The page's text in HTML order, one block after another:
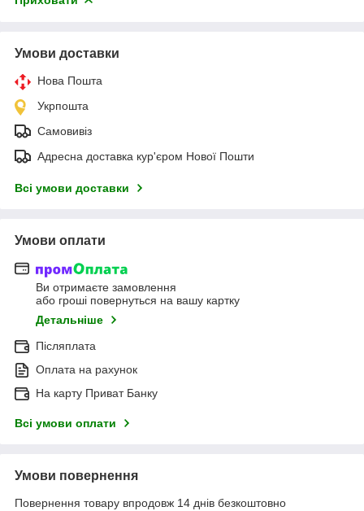
Умови доставки
Нова Пошта
Укрпошта
Самовивіз
Адресна доставка кур'єром Нової Пошти
Всі умови доставки
Умови оплати
Ви отримаєте замовлення
або гроші повернуться на вашу картку
Детальніше
Післяплата
Оплата на рахунок
На карту Приват Банку
Всі умови оплати
Умови повернення
Повернення товару впродовж 14 днів безкоштовно